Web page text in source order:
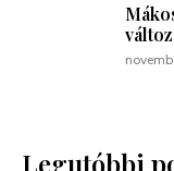
Legutóbbi